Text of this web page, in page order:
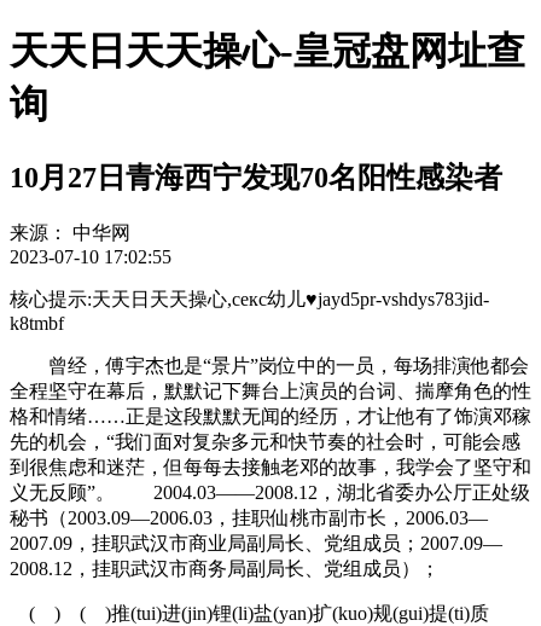
天天日天天操心-皇冠盘网址查
询
10月27日青海西宁发现70名阳性感染者
来源：
中华网
2023-07-10 17:02:55
核心提示:天天日天天操心,секс幼儿♥jayd5pr-vshdys783jid-
k8tmbf
曾经，傅宇杰也是“景片”岗位中的一员，每场排演他都会
全程坚守在幕后，默默记下舞台上演员的台词、揣摩角色的性
格和情绪……正是这段默默无闻的经历，才让他有了饰演邓稼
先的机会，“我们面对复杂多元和快节奏的社会时，可能会感
到很焦虑和迷茫，但每每去接触老邓的故事，我学会了坚守和
义无反顾”。 2004.03——2008.12，湖北省委办公厅正处级
秘书（2003.09—2006.03，挂职仙桃市副市长，2006.03—
2007.09，挂职武汉市商业局副局长、党组成员；2007.09—
2008.12，挂职武汉市商务局副局长、党组成员）；
( ) ( )推(tui)进(jin)锂(li)盐(yan)扩(kuo)规(gui)提(ti)质